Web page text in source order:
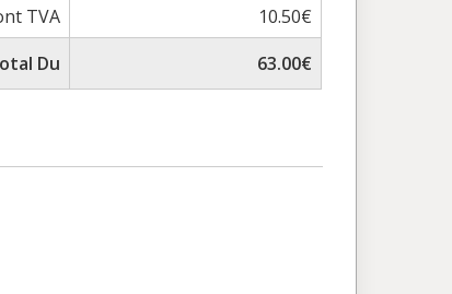
TVA
10.50€
Du
63.00€